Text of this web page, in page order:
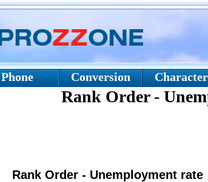
Phone Conversion
Rank Order -
Rank Order - Unemployment rate